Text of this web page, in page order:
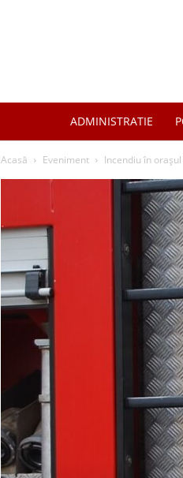
ADMINISTRATIE
Acasă Eveniment Incendiu în